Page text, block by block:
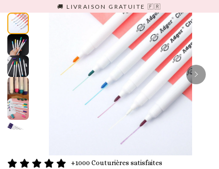
contenu
🚚 LIVRAISON GRATUITE 🇫🇷
+1000 Couturières satisfaites